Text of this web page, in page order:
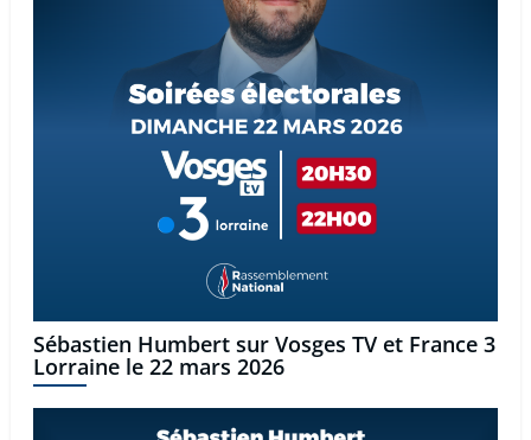
Sébastien Humbert sur Vosges TV et France 3
Lorraine le 22 mars 2026